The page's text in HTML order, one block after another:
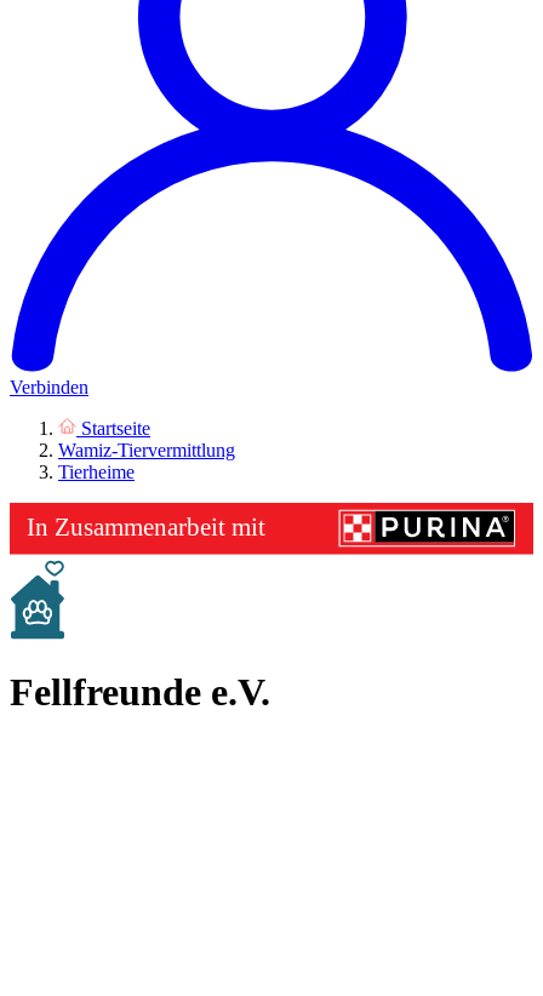
Verbinden
Startseite
Wamiz-Tiervermittlung
Tierheime
Fellfreunde e.V.